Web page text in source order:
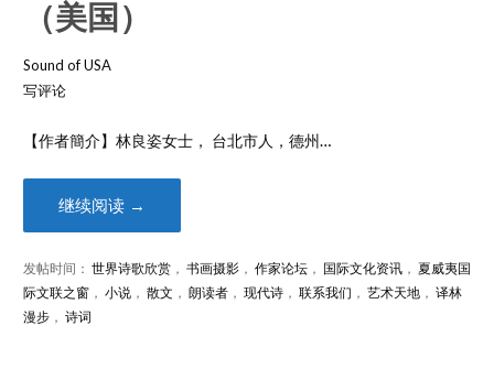
（美国）
Sound of USA
写评论
【作者簡介】林良姿女士， 台北市人，德州…
继续阅读 →
发帖时间： 世界诗歌欣赏， 书画摄影， 作家论坛， 国际文化资讯， 夏威夷国
际文联之窗， 小说， 散文 ， 朗读者， 现代诗， 联系我们 ， 艺术天地， 译林
漫步， 诗词